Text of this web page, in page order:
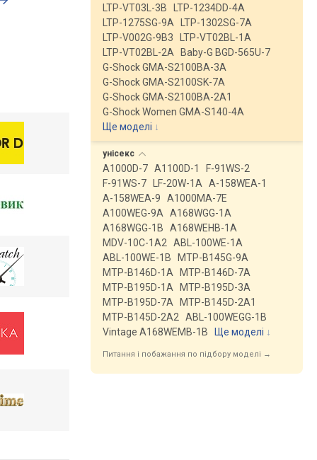
LTP-VT03L-3B
LTP-1234DD-4A
LTP-1275SG-9A
LTP-1302SG-7A
LTP-V002G-9B3
LTP-VT02BL-1A
LTP-VT02BL-2A
Baby-G BGD-565U-7
G-Shock GMA-S2100BA-3A
G-Shock GMA-S2100SK-7A
G-Shock GMA-S2100BA-2A1
G-Shock Women GMA-S140-4A
Ще моделі ↓
унісекс
A1000D-7 A1100D-1
F-91WS-2
F-91WS-7
LF-20W-1A
A-158WEA-1
A-158WEA-9
A1000MA-7E
A100WEG-9A
A168WGG-1A
A168WGG-1B
A168WEHB-1A
MDV-10C-1A2
ABL-100WE-1A
ABL-100WE-1B
MTP-B145G-9A
MTP-B146D-1A
MTP-B146D-7A
MTP-B195D-1A
MTP-B195D-3A
MTP-B195D-7A
MTP-B145D-2A1
MTP-B145D-2A2
ABL-100WEGG-1B
Vintage A168WEMB-1B
Ще моделі ↓
Питання і побажання по підбору моделі →